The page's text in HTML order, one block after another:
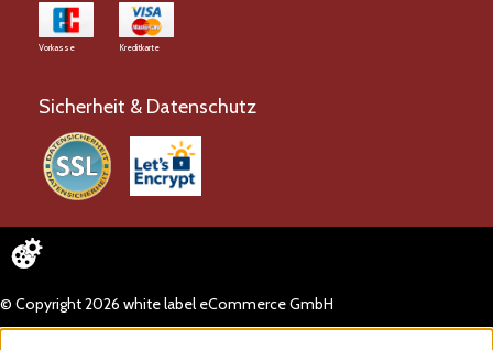
Vorkasse Kreditkarte
Sicherheit & Datenschutz
© Copyright 2026 white label eCommerce GmbH